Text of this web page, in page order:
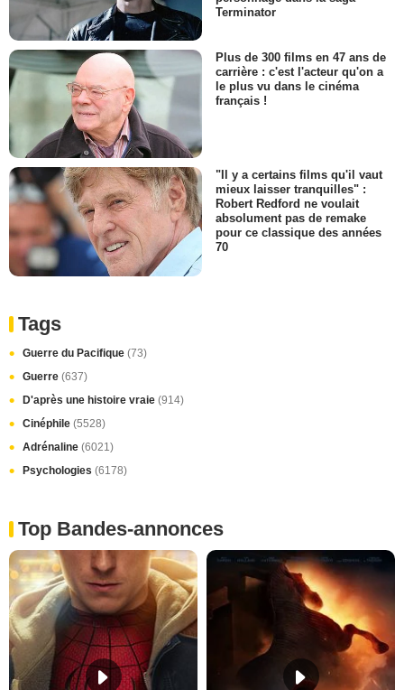
Terminator
Plus de 300 films en 47 ans de
carrière : c'est l'acteur qu'on a
le plus vu dans le cinéma
français !
"Il y a certains films qu'il vaut
mieux laisser tranquilles" :
Robert Redford ne voulait
absolument pas de remake
pour ce classique des années
70
Tags
Guerre du Pacifique (73)
Guerre (637)
D'après une histoire vraie (914)
Cinéphile (5528)
Adrénaline (6021)
Psychologies (6178)
Top Bandes-annonces